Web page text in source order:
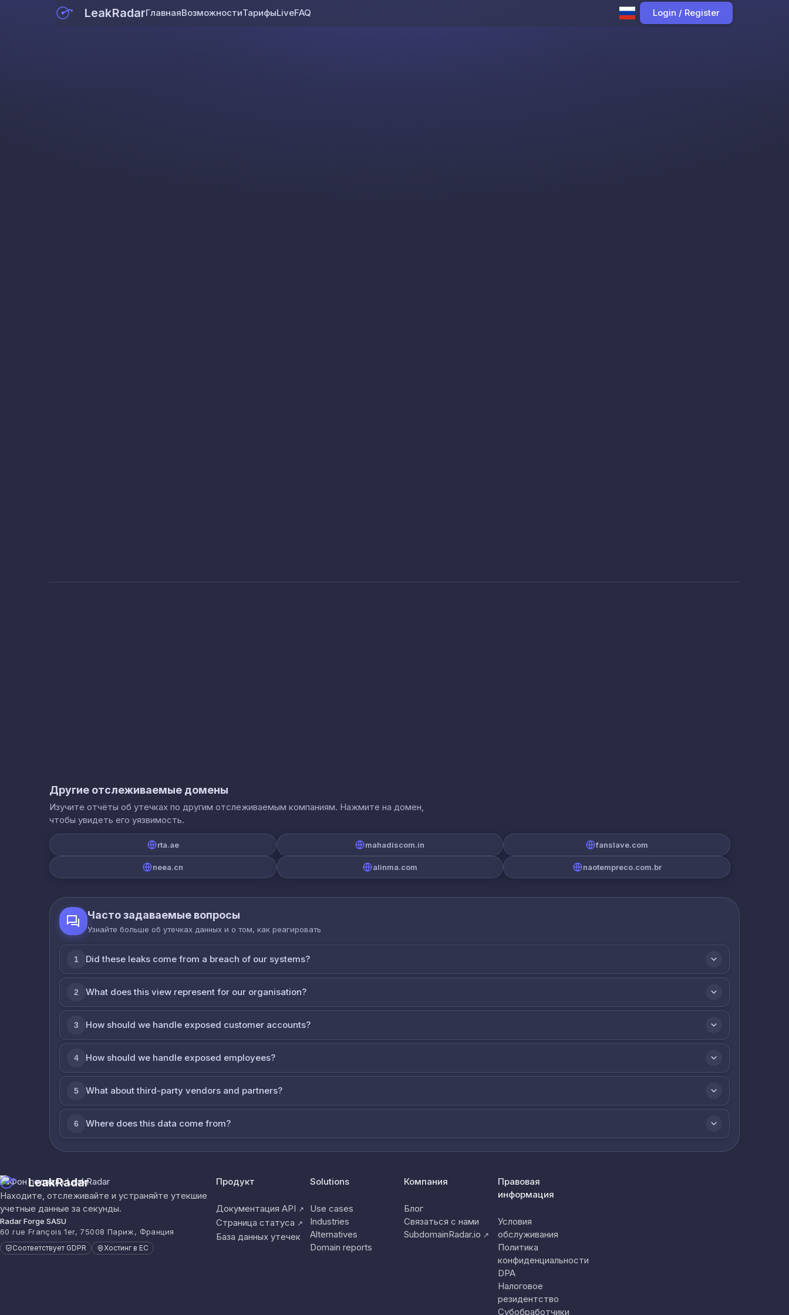
LeakRadarГлавнаяВозможностиТарифыLiveFAQ Login / Register
Другие отслеживаемые домены
Изучите отчёты об утечках по другим отслеживаемым компаниям. Нажмите на домен,
чтобы увидеть его уязвимость.
rta.ae mahadiscom.in fanslave.com
neea.cn alinma.com naotempreco.com.br
Часто задаваемые вопросы
Узнайте больше об утечках данных и о том, как реагировать
1 Did these leaks come from a breach of our systems?
2 What does this view represent for our organisation?
3 How should we handle exposed customer accounts?
4 How should we handle exposed employees?
5 What about third-party vendors and partners?
6 Where does this data come from?
LeakRadar
Находите, отслеживайте и устраняйте утекшие
учетные данные за секунды.
Radar Forge SASU
60 rue François 1er, 75008 Париж, Франция
Соответствует GDPR Хостинг в ЕС
Продукт
Документация API ↗
Страница статуса ↗
База данных утечек
Solutions
Use cases
Industries
Alternatives
Domain reports
Компания
Блог
Связаться с нами
SubdomainRadar.io ↗
Правовая
информация
Условия
обслуживания
Политика
конфиденциальности
DPA
Налоговое
резидентство
Субобработчики